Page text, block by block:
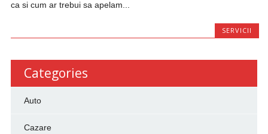
ca si cum ar trebui sa apelam...
SERVICII
Categories
Auto
Cazare